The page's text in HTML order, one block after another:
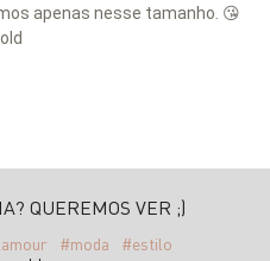
apenas nesse tamanho. 😘
QUEREMOS VER ;)
#moda #estilo